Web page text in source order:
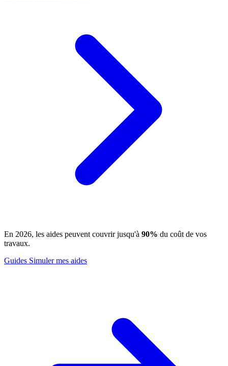
En 2026, les aides peuvent couvrir jusqu'à 90% du coût de vos
travaux.
Guides Simuler mes aides